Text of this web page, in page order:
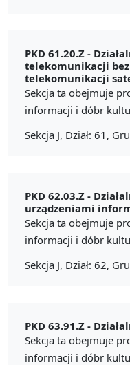
PKD 61.20.Z -
telekomunikacji
telekomunikacji
Sekcja ta obejmuje
informacji i dóbr
Sekcja J, Dział: 61,
PKD 62.03.Z -
urządzeniami
Sekcja ta obejmuje
informacji i dóbr
Sekcja J, Dział: 62,
PKD 63.91.Z -
Sekcja ta obejmuje
informacji i dóbr